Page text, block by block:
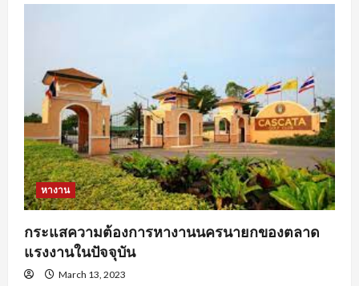
หา
งาน
บัญชี
ตลอด
จน
การ
หา
ข้อมูล
จาก
แหล่ง
ต่างๆ
หางาน
กระแสความต้องการหางานนครนายกของตลาด
แรงงานในปัจจุบัน
March 13, 2023